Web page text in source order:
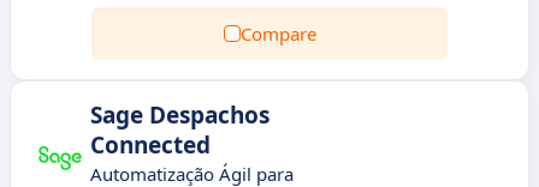
Compare
Sage Despachos
Connected
Automatização Ágil para